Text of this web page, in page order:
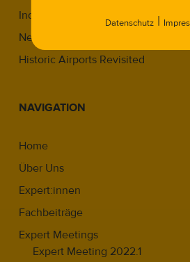
Industriekultur in Berlin
Neue Wege im Denkmal
Historic Airports Revisited
NAVIGATION
Home
Über Uns
Expert:innen
Fachbeiträge
Expert Meetings
Expert Meeting 2022.1
Datenschutz|